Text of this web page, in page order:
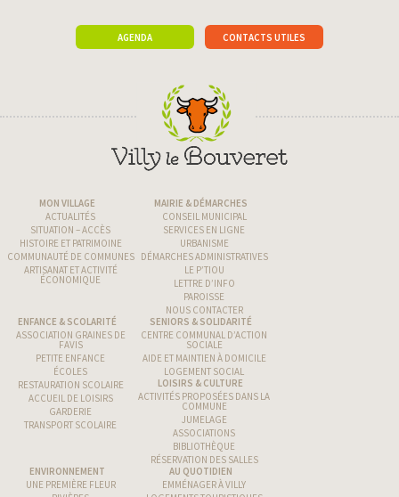
AGENDA CONTACTS UTILES
MON VILLAGE
ACTUALITÉS
SITUATION – ACCÈS
HISTOIRE ET PATRIMOINE
COMMUNAUTÉ DE COMMUNES
ARTISANAT ET ACTIVITÉ
ÉCONOMIQUE
MAIRIE & DÉMARCHES
CONSEIL MUNICIPAL
SERVICES EN LIGNE
URBANISME
DÉMARCHES ADMINISTRATIVES
LE P’TIOU
LETTRE D’INFO
PAROISSE
NOUS CONTACTER
ENFANCE & SCOLARITÉ
ASSOCIATION GRAINES DE
FAVIS
PETITE ENFANCE
ÉCOLES
RESTAURATION SCOLAIRE
ACCUEIL DE LOISIRS
GARDERIE
TRANSPORT SCOLAIRE
SENIORS & SOLIDARITÉ
CENTRE COMMUNAL D’ACTION
SOCIALE
AIDE ET MAINTIEN À DOMICILE
LOGEMENT SOCIAL
LOISIRS & CULTURE
ACTIVITÉS PROPOSÉES DANS LA
COMMUNE
JUMELAGE
ASSOCIATIONS
BIBLIOTHÈQUE
RÉSERVATION DES SALLES
ENVIRONNEMENT
UNE PREMIÈRE FLEUR
AU QUOTIDIEN
EMMÉNAGER À VILLY